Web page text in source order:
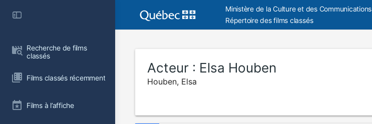
Recherche de films
classés
Films classés récemment
Films à l’affiche
Ministère de la Culture et des Communications
Répertoire des films classés
Acteur : Elsa Houben
Houben, Elsa